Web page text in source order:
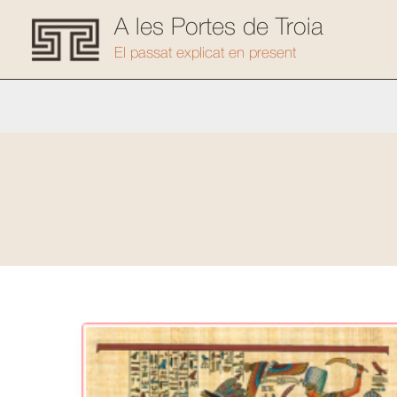
contingut
A les Portes de Troia
El passat explicat en present